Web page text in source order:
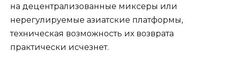
на децентрализованные миксеры или
нерегулируемые азиатские платформы,
техническая возможность их возврата
практически исчезнет.